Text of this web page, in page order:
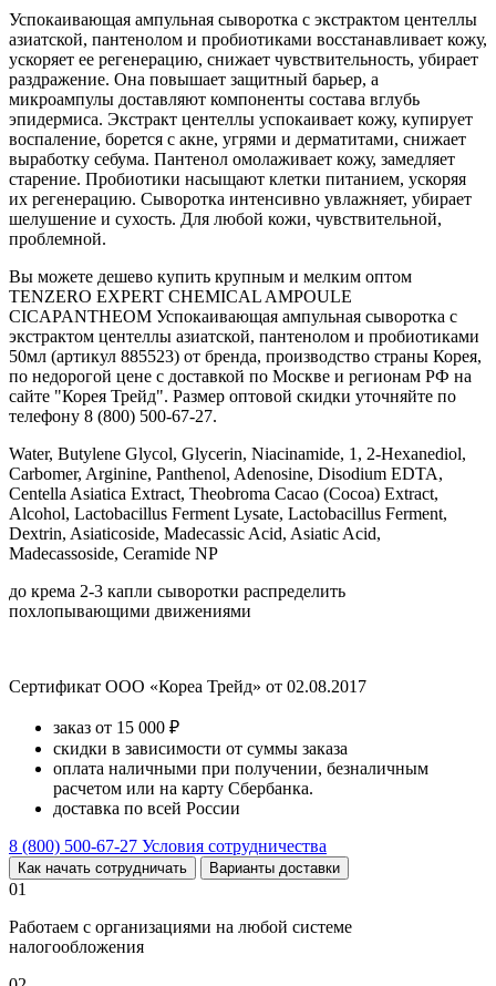
Успокаивающая ампульная сыворотка с экстрактом центеллы
азиатской, пантенолом и пробиотиками восстанавливает кожу,
ускоряет ее регенерацию, снижает чувствительность, убирает
раздражение. Она повышает защитный барьер, а
микроампулы доставляют компоненты состава вглубь
эпидермиса. Экстракт центеллы успокаивает кожу, купирует
воспаление, борется с акне, угрями и дерматитами, снижает
выработку себума. Пантенол омолаживает кожу, замедляет
старение. Пробиотики насыщают клетки питанием, ускоряя
их регенерацию. Сыворотка интенсивно увлажняет, убирает
шелушение и сухость. Для любой кожи, чувствительной,
проблемной.
Вы можете дешево купить крупным и мелким оптом
TENZERO EXPERT CHEMICAL AMPOULE
CICAPANTHEOM Успокаивающая ампульная сыворотка с
экстрактом центеллы азиатской, пантенолом и пробиотиками
50мл (артикул 885523) от бренда, производство страны Корея,
по недорогой цене с доставкой по Москве и регионам РФ на
сайте "Корея Трейд". Размер оптовой скидки уточняйте по
телефону 8 (800) 500-67-27.
Water, Butylene Glycol, Glycerin, Niacinamide, 1, 2-Hexanediol,
Carbomer, Arginine, Panthenol, Adenosine, Disodium EDTA,
Centella Asiatica Extract, Theobroma Cacao (Cocoa) Extract,
Alcohol, Lactobacillus Ferment Lysate, Lactobacillus Ferment,
Dextrin, Asiaticoside, Madecassic Acid, Asiatic Acid,
Madecassoside, Ceramide NP
до крема 2-3 капли сыворотки распределить
похлопывающими движениями
Сертификат ООО «Кореа Трейд» от 02.08.2017
заказ от 15 000 ₽
скидки в зависимости от суммы заказа
оплата наличными при получении, безналичным
расчетом или на карту Сбербанка.
доставка по всей России
8 (800) 500-67-27 Условия сотрудничества
Как начать сотрудничать Варианты доставки
01
Работаем с организациями на любой системе
налогообложения